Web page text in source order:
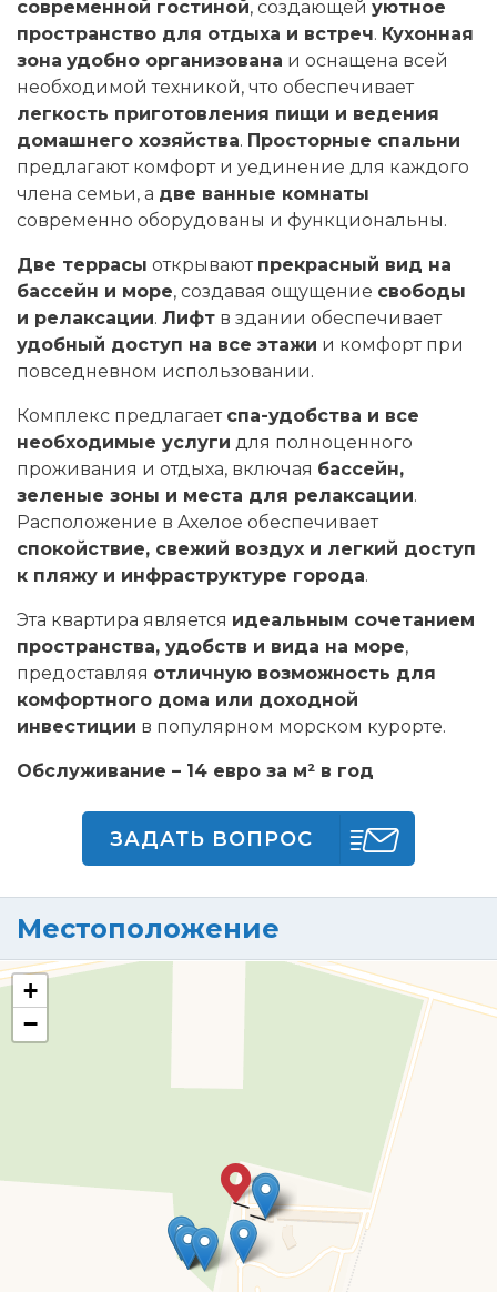
современной гостиной, создающей уютное
пространство для отдыха и встреч. Кухонная
зона удобно организована и оснащена всей
необходимой техникой, что обеспечивает
легкость приготовления пищи и ведения
домашнего хозяйства. Просторные спальни
предлагают комфорт и уединение для каждого
члена семьи, а две ванные комнаты
современно оборудованы и функциональны.
Две террасы открывают прекрасный вид на
бассейн и море, создавая ощущение свободы
и релаксации. Лифт в здании обеспечивает
удобный доступ на все этажи и комфорт при
повседневном использовании.
Комплекс предлагает спа-удобства и все
необходимые услуги для полноценного
проживания и отдыха, включая бассейн,
зеленые зоны и места для релаксации.
Расположение в Ахелое обеспечивает
спокойствие, свежий воздух и легкий доступ
к пляжу и инфраструктуре города.
Эта квартира является идеальным сочетанием
пространства, удобств и вида на море,
предоставляя отличную возможность для
комфортного дома или доходной
инвестиции в популярном морском курорте.
Обслуживание – 14 евро за м² в год
ЗАДАТЬ ВОПРОС
Местоположение
+
−